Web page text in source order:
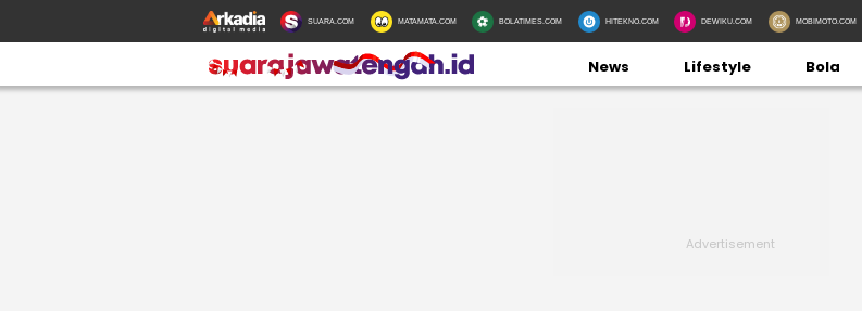
SUARA.COM MATAMATA.COM BOLATIMES.COM HITEKNO.COM DEWIKU.COM MOBIMOTO.COM
News Lifestyle Bola